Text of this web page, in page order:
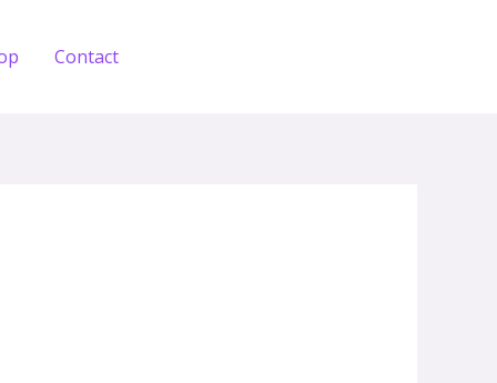
Contact